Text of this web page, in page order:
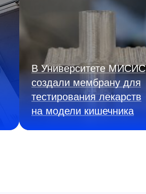
В Университете МИСИС
создали мембрану для
тестирования лекарств
на модели кишечника